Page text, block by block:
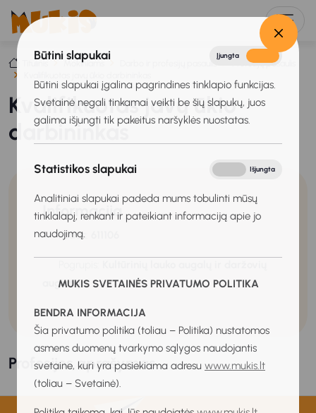
Būtini slapukai Įjungta
Būtini slapukai įgalina pagrindines tinklapio funkcijas.
Svetainė negali tinkamai veikti be šių slapukų, juos
galima išjungti tik pakeitus naršyklės nuostatas.
Statistikos slapukai Išjungta
Analitiniai slapukai padeda mums tobulinti mūsų
tinklalapį, renkant ir pateikiant informaciją apie jo
naudojimą.
MUKIS SVETAINĖS PRIVATUMO POLITIKA
BENDRA INFORMACIJA
Šia privatumo politika (toliau – Politika) nustatomos
asmens duomenų tvarkymo sąlygos naudojantis
svetaine, kuri yra pasiekiama adresu www.mukis.lt
(toliau – Svetainė).
Titulinis Mokiniams
Profesijų pasaulis
Kvalifikuotas javų ūkio
darbininkas
Informacija
Kodas:
augintojai
Profesijos aprašymas